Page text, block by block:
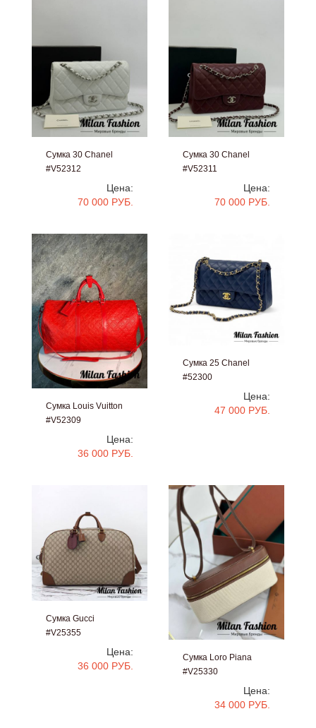
Сумка 30 Chanel
#V52312
Цена:
70 000 РУБ.
Сумка 30 Chanel
#V52311
Цена:
70 000 РУБ.
Сумка Louis Vuitton
#V52309
Цена:
36 000 РУБ.
Сумка 25 Chanel
#52300
Цена:
47 000 РУБ.
Сумка Gucci
#V25355
Цена:
36 000 РУБ.
Сумка Loro Piana
#V25330
Цена:
34 000 РУБ.